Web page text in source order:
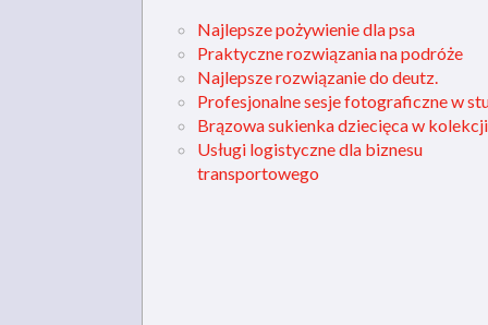
Najlepsze pożywienie dla psa
Praktyczne rozwiązania na podróże
Najlepsze rozwiązanie do deutz.
Profesjonalne sesje fotograficzne w
Brązowa sukienka dziecięca w
Usługi logistyczne dla biznesu
transportowego